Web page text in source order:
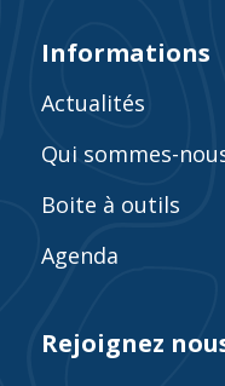
Informations
Actualités
Qui sommes-
Boite à outils
Agenda
Rejoignez